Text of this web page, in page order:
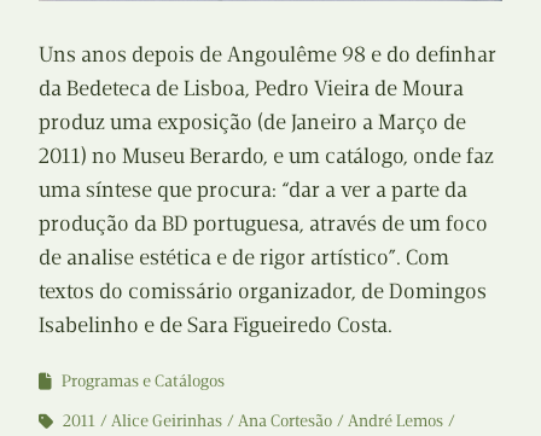
Uns anos depois de Angoulême 98 e do definhar
da Bedeteca de Lisboa, Pedro Vieira de Moura
produz uma exposição (de Janeiro a Março de
2011) no Museu Berardo, e um catálogo, onde faz
uma síntese que procura: “dar a ver a parte da
produção da BD portuguesa, através de um foco
de analise estética e de rigor artístico”. Com
textos do comissário organizador, de Domingos
Isabelinho e de Sara Figueiredo Costa.
Programas e Catálogos
2011
Alice Geirinhas Ana Cortesão
André Lemos